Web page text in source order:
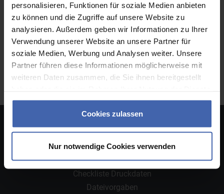
personalisieren, Funktionen für soziale Medien anbieten
zu können und die Zugriffe auf unsere Website zu
analysieren. Außerdem geben wir Informationen zu Ihrer
Verwendung unserer Website an unsere Partner für
soziale Medien, Werbung und Analysen weiter. Unsere
Partner führen diese Informationen möglicherweise mit
weiteren Daten zusammen, die Sie ihnen bereitgestellt
gesammelt haben. Sie geben Einwilligung zu unseren
Cookies, wenn Sie unsere Webseite weiterhin nutzen.
Cookies zulassen
Nur notwendige Cookies verwenden
Partner
Hier geht's los!
Online Druckerei
Deutschlandweit
Checkliste Druckdaten
Dateivorgaben